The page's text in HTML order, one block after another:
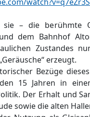
sie – die berühmte
dem Bahnhof
Zustandes
erzeugt.
Bezüge
15 Jahren in
Der Erhalt und
sowie die alten